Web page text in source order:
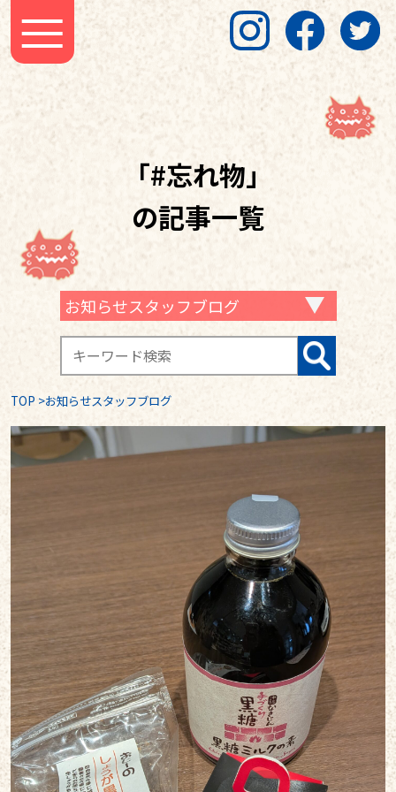
「#忘れ物」
の記事一覧
お知らせスタッフブログ
TOP >お知らせスタッフブログ